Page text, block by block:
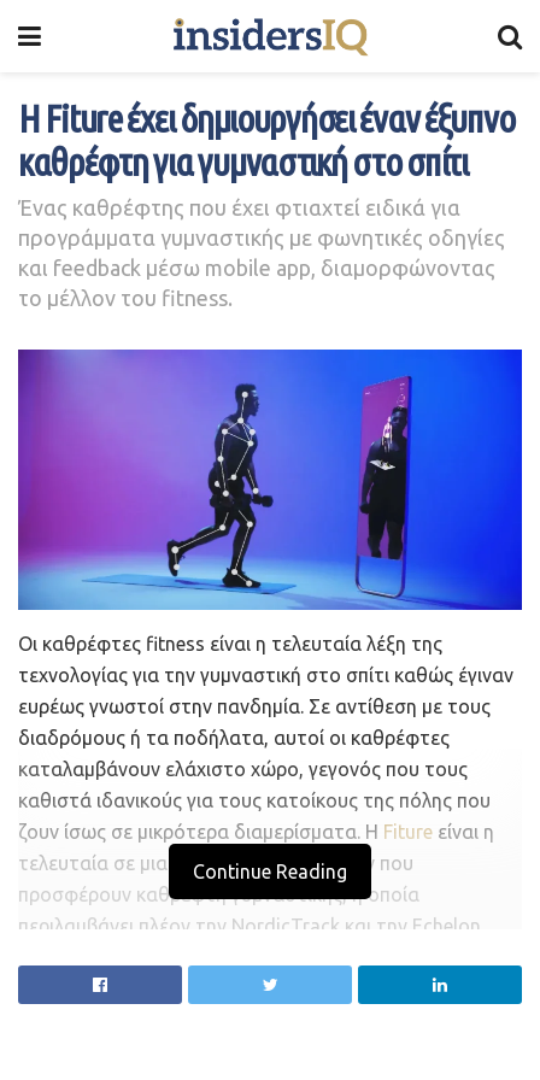
Η Fiture έχει δημιουργήσει έναν έξυπνο
καθρέφτη για γυμναστική στο σπίτι
Ένας καθρέφτης που έχει φτιαχτεί ειδικά για
προγράμματα γυμναστικής με φωνητικές οδηγίες
και feedback μέσω mobile app, διαμορφώνοντας
το μέλλον του fitness.
Οι καθρέφτες fitness είναι η τελευταία λέξη της
τεχνολογίας για την γυμναστική στο σπίτι καθώς έγιναν
ευρέως γνωστοί στην πανδημία. Σε αντίθεση με τους
διαδρόμους ή τα ποδήλατα, αυτοί οι καθρέφτες
καταλαμβάνουν ελάχιστο χώρο, γεγονός που τους
καθιστά ιδανικούς για τους κατοίκους της πόλης που
ζουν ίσως σε μικρότερα διαμερίσματα. Η Fiture είναι η
τελευταία σε μια μακρά λίστα εταιρειών που
προσφέρουν καθρέφτη γυμναστικής, η οποία
περιλαμβάνει πλέον την NordicTrack και την Echelon
Το προϊόν της Fiture είναι απλό και σχετικά προσιτό
Continue Reading